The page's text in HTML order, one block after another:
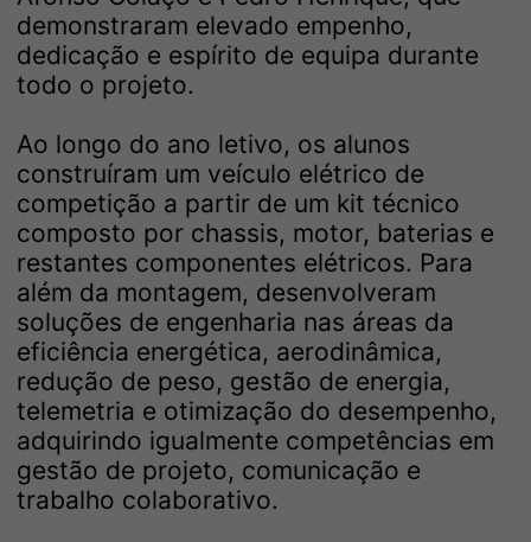
demonstraram elevado empenho,
dedicação e espírito de equipa durante
todo o projeto.
Ao longo do ano letivo, os alunos
construíram um veículo elétrico de
competição a partir de um kit técnico
composto por chassis, motor, baterias e
restantes componentes elétricos. Para
além da montagem, desenvolveram
soluções de engenharia nas áreas da
eficiência energética, aerodinâmica,
redução de peso, gestão de energia,
telemetria e otimização do desempenho,
adquirindo igualmente competências em
gestão de projeto, comunicação e
trabalho colaborativo.